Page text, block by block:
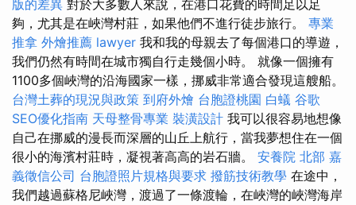
版的差異 對於大多數人來說，在港口花費的時間足以足
夠，尤其是在峽灣村莊，如果他們不進行徒步旅行。 專業
推拿 外燴推薦 lawyer 我和我的母親去了每個港口的導遊，
我們仍然有時間在城市獨自行走幾個小時。 就像一個擁有
1100多個峽灣的沿海國家一樣，挪威非常適合發現這艘船。
台灣土葬的現況與政策 到府外燴 台胞證桃園 白蟻 谷歌
SEO優化指南 天母整骨專業 裝潢設計 我可以很容易地想像
自己在挪威的漫長而深層的山丘上航行，當我夢想住在一個
很小的海濱村莊時，凝視著高高的岩石牆。 安養院 北部 嘉
義徵信公司 台胞證照片規格與要求 撥筋技術教學 在途中，
我們越過蘇格尼峽灣，渡過了一條渡輪，在峽灣的峽灣海岸